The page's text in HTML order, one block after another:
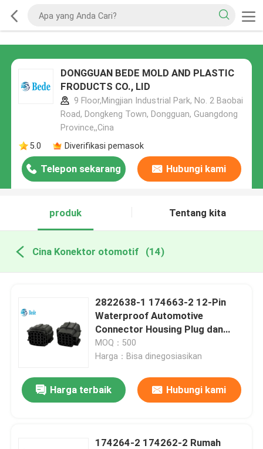
DONGGUAN BEDE MOLD AND PLASTIC
FRODUCTS CO., LID
9 Floor,Mingjian Industrial Park, No. 2 Baobai
Road, Dongkeng Town, Dongguan, Guangdong
Province,,Cina
5.0
Diverifikasi pemasok
Telepon sekarang Hubungi kami
produk Tentang kita
Cina Konektor otomotif (14)
2822638-1 174663-2 12-Pin
Waterproof Automotive
Connector Housing Plug dan
Socket
MOQ：500
Harga：Bisa dinegosiasikan
Harga terbaik Hubungi kami
174264-2 174262-2 Rumah